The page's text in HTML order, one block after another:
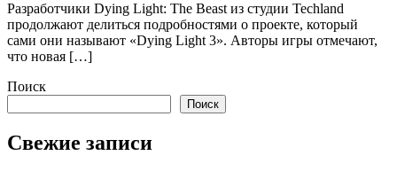
Разработчики Dying Light: The Beast из студии Techland
продолжают делиться подробностями о проекте, который
сами они называют «Dying Light 3». Авторы игры отмечают,
что новая […]
Поиск
Поиск
Свежие записи